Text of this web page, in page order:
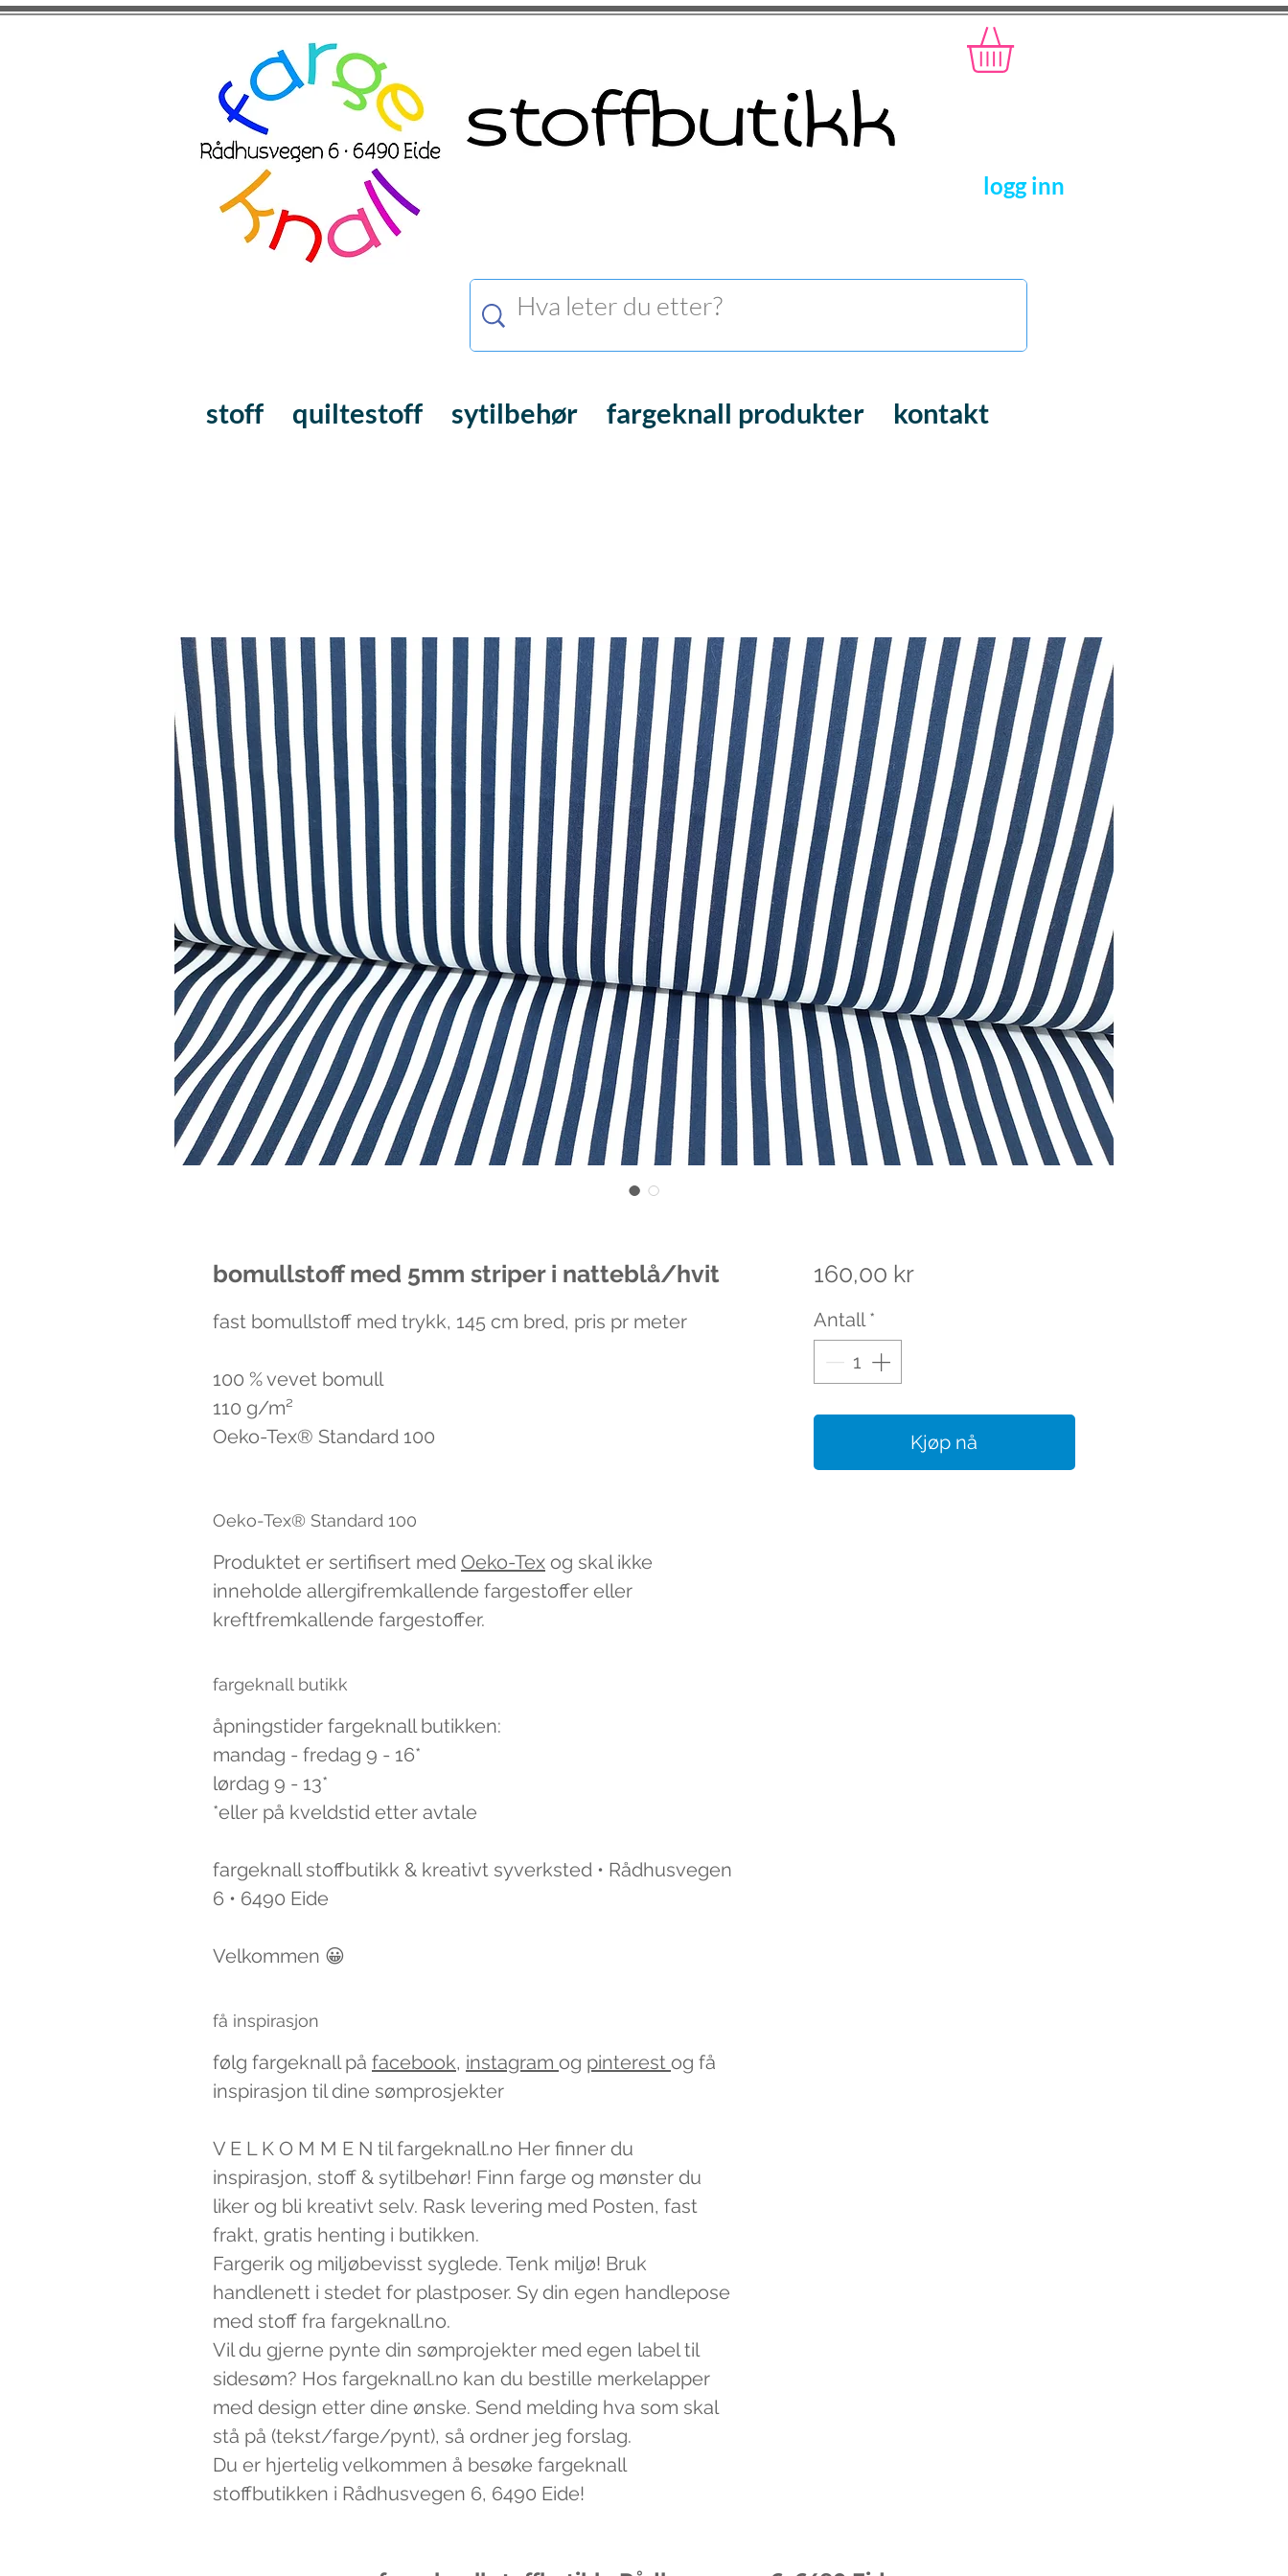
logg inn
stoff quiltestoff sytilbehør fargeknall produkter kontakt
bomullstoff med 5mm striper i natteblå/hvit
fast bomullstoff med trykk, 145 cm bred, pris pr meter
100 % vevet bomull
110 g/m²
Oeko-Tex® Standard 100
Oeko-Tex® Standard 100
Produktet er sertifisert med Oeko-Tex og skal ikke
inneholde allergifremkallende fargestoffer eller
kreftfremkallende fargestoffer.
fargeknall butikk
åpningstider fargeknall butikken:
mandag - fredag 9 - 16*
lørdag 9 - 13*
*eller på kveldstid etter avtale
fargeknall stoffbutikk & kreativt syverksted • Rådhusvegen
6 • 6490 Eide
Velkommen 😀
få inspirasjon
følg fargeknall på facebook, instagram og pinterest og få
inspirasjon til dine sømprosjekter
V E L K O M M E N til fargeknall.no Her finner du
inspirasjon, stoff & sytilbehør! Finn farge og mønster du
liker og bli kreativt selv. Rask levering med Posten, fast
frakt, gratis henting i butikken.
Fargerik og miljøbevisst syglede. Tenk miljø! Bruk
handlenett i stedet for plastposer. Sy din egen handlepose
med stoff fra fargeknall.no.
Vil du gjerne pynte din sømprojekter med egen label til
sidesøm? Hos fargeknall.no kan du bestille merkelapper
med design etter dine ønske. Send melding hva som skal
stå på (tekst/farge/pynt), så ordner jeg forslag.
Du er hjertelig velkommen å besøke fargeknall
stoffbutikken i Rådhusvegen 6, 6490 Eide!
160,00 krPris
Antall *
Kjøp nå